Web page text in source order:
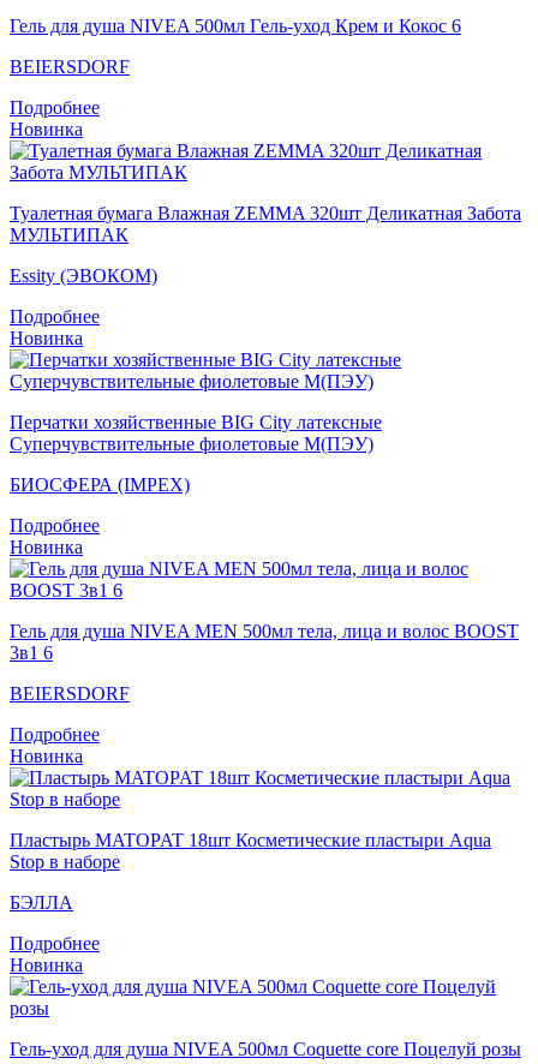
Гель для душа NIVEA 500мл Гeль-уход Крем и Кокос 6
BEIERSDORF
Подробнее
Новинка
Туалетная бумага Влажная ZEMMA 320шт Деликатная Забота
МУЛЬТИПАК
Essity (ЭВОКОМ)
Подробнее
Новинка
Перчатки хозяйственные BIG City латексные
Суперчувствительные фиолетовые M(ПЭУ)
БИОСФЕРА (IMPEX)
Подробнее
Новинка
Гель для душа NIVEA MEN 500мл тела, лица и волос BOOST
3в1 6
BEIERSDORF
Подробнее
Новинка
Пластырь MATOPAT 18шт Косметические пластыри Aqua
Stop в наборе
БЭЛЛА
Подробнее
Новинка
Гель-уход для душа NIVEA 500мл Coquette core Поцелуй розы